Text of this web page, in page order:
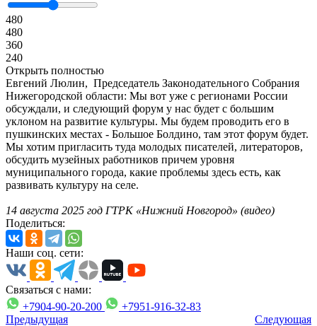
480
480
360
240
Открыть полностью
Евгений Люлин, Председатель Законодательного Собрания
Нижегородской области: Мы вот уже с регионами России
обсуждали, и следующий форум у нас будет с большим
уклоном на развитие культуры. Мы будем проводить его в
пушкинских местах - Большое Болдино, там этот форум будет.
Мы хотим пригласить туда молодых писателей, литераторов,
обсудить музейных работников причем уровня
муниципального города, какие проблемы здесь есть, как
развивать культуру на селе.
14 августа 2025 год ГТРК «Нижний Новгород» (видео)
Поделиться:
Наши соц. сети:
Связаться с нами:
+7904-90-20-200
+7951-916-32-83
Предыдущая
Следующая